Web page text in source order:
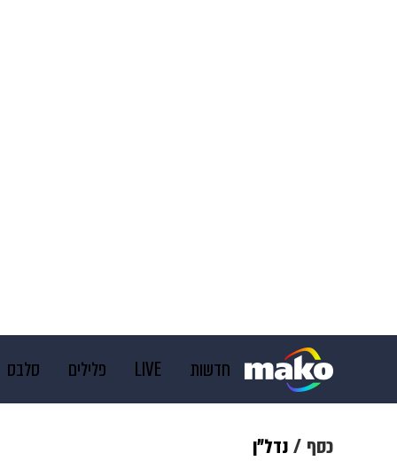
חדשות LIVE פלילים סלבס
כסף נדל"ן